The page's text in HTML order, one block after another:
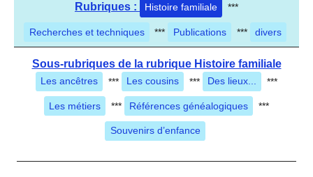
Rubriques : Histoire familiale ***
Recherches et techniques *** Publications *** divers
Sous-rubriques de la rubrique Histoire familiale
Les ancêtres *** Les cousins *** Des lieux... ***
Les métiers *** Références généalogiques ***
Souvenirs d’enfance